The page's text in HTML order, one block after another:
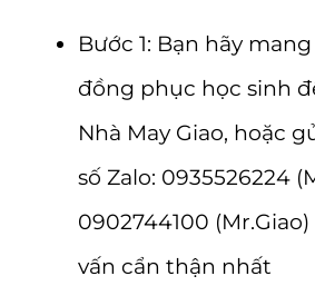
Bước 1: Bạn hãy
đồng phục học sinh
Nhà May Giao, hoặc
số Zalo: 0935526224
0902744100
vấn cẩn thận nhất